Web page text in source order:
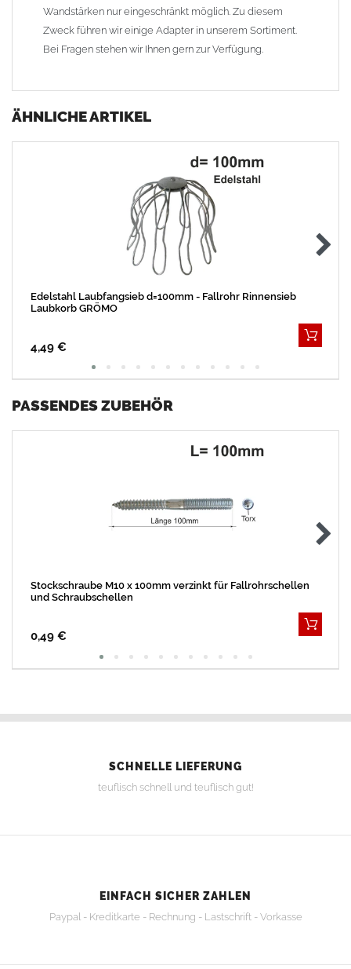
Wandstärken nur eingeschränkt möglich. Zu diesem
Zweck führen wir einige Adapter in unserem Sortiment.
Bei Fragen stehen wir Ihnen gern zur Verfügung.
ÄHNLICHE ARTIKEL
Edelstahl Laubfangsieb d=100mm - Fallrohr Rinnensieb
Laubkorb GRÖMO
4,49 €
PASSENDES ZUBEHÖR
Stockschraube M10 x 100mm verzinkt für Fallrohrschellen
und Schraubschellen
0,49 €
SCHNELLE LIEFERUNG
teuflisch schnell und teuflisch gut!
EINFACH SICHER ZAHLEN
Paypal - Kreditkarte - Rechnung - Lastschrift - Vorkasse